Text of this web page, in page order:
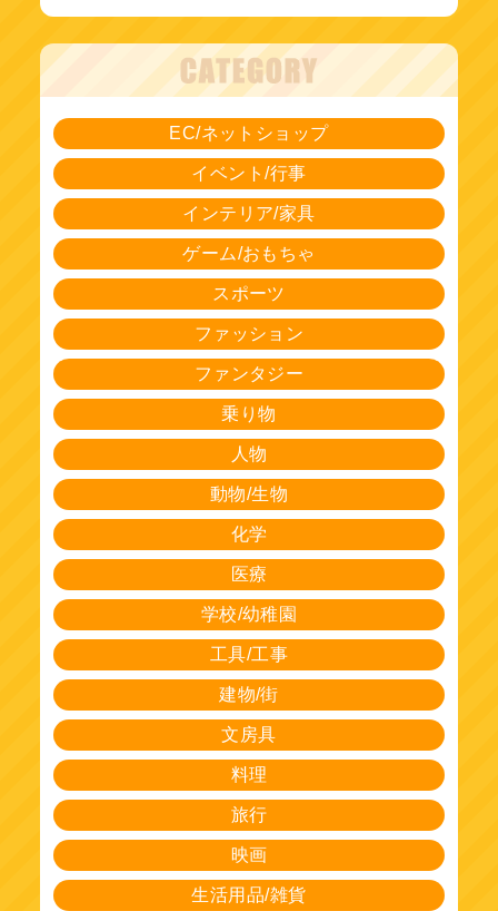
EC/ネットショップ
イベント/行事
インテリア/家具
ゲーム/おもちゃ
スポーツ
ファッション
ファンタジー
乗り物
人物
動物/生物
化学
医療
学校/幼稚園
工具/工事
建物/街
文房具
料理
旅行
映画
生活用品/雑貨